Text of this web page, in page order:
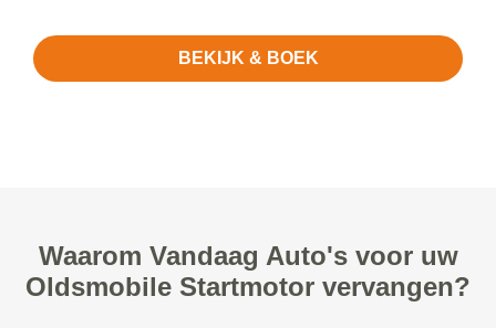
BEKIJK & BOEK
Waarom Vandaag Auto's voor uw
Oldsmobile Startmotor vervangen?